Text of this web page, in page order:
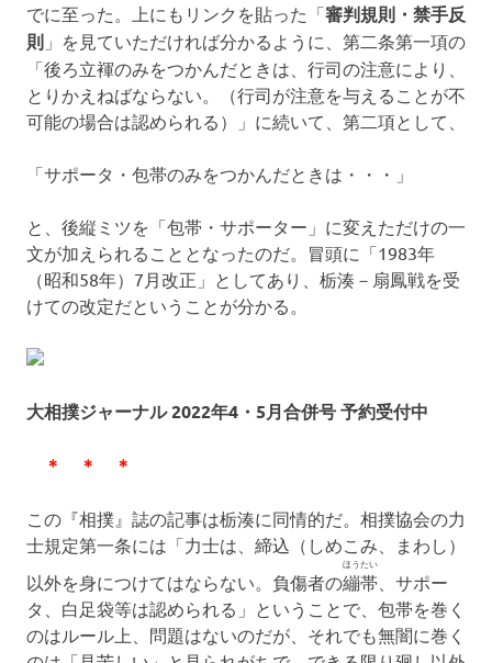
でに至った。上にもリンクを貼った「審判規則・禁手反
則 」を見ていただければ分かるように、第二条第一項の
「後ろ立褌のみをつかんだときは、行司の注意により、
とりかえねばならない。（行司が注意を与えることが不
可能の場合は認められる）」に続いて、第二項として、
「サポータ・包帯のみをつかんだときは・・・」
と、後縦ミツを「包帯・サポーター」に変えただけの一
文が加えられることとなったのだ。冒頭に「1983年
（昭和58年）7月改正」としてあり、栃湊－扇鳳戦を受
けての改定だということが分かる。
大相撲ジャーナル 2022年4・5月合併号 予約受付中
＊ ＊ ＊
この『相撲』誌の記事は栃湊に同情的だ。相撲協会の力
士規定第一条には「力士は、締込（しめこみ、まわし）
以外を身につけてはならない。負傷者の繃帯
ほうたい
、サポー
タ、白足袋等は認められる」ということで、包帯を巻く
のはルール上、問題はないのだが、それでも無闇に巻く